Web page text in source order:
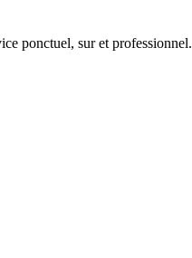
ponctuel, sur et professionnel.